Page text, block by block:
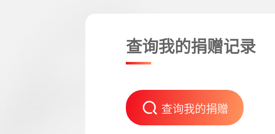
查询我的捐赠记录
查询我的捐赠